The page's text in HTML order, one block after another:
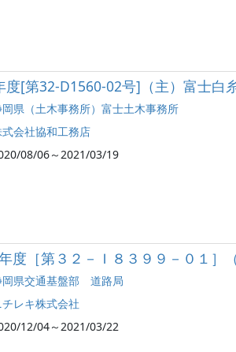
度[第32-D1560-02号]（主）富士白
岡県（土木事務所）富士土木事務所
式会社協和工務店
08/06～2021/03/19
度［第３２－Ｉ８３９９－０１］
岡県交通基盤部 道路局
チレキ株式会社
12/04～2021/03/22